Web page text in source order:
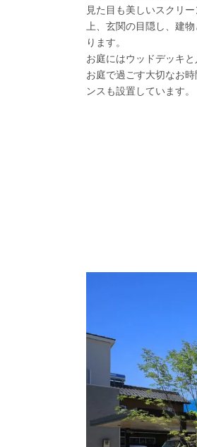
見た目も美しいスクリ
上、玄関の目隠し、建
ります。
お庭にはウッドデッキと
お庭で過ごす大切なお
ンスも設置しています。